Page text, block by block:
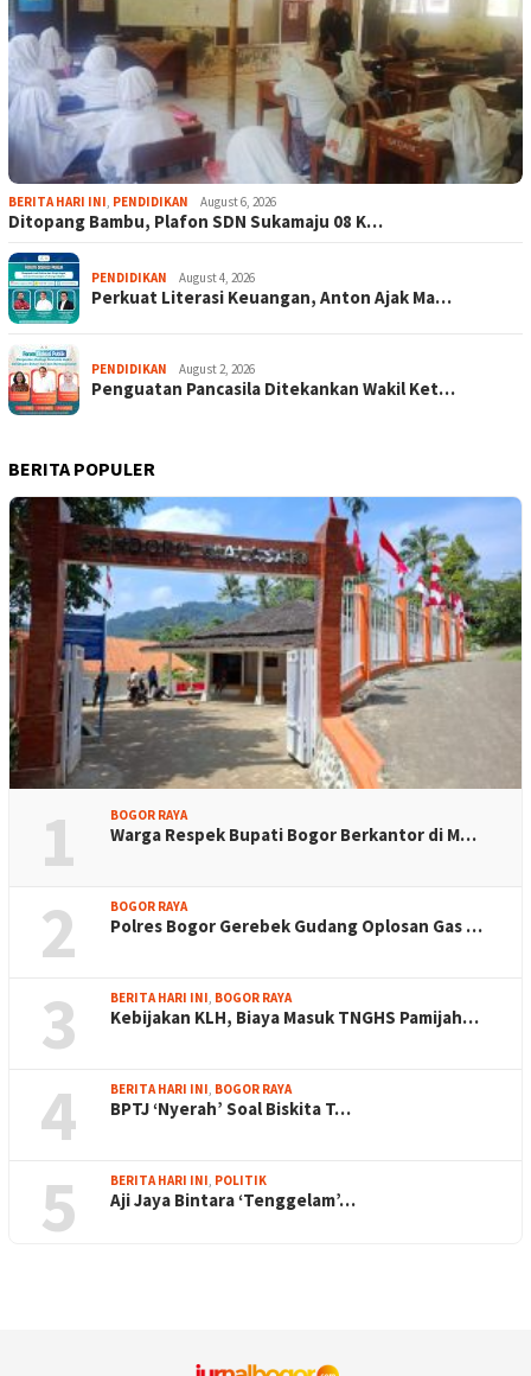
BERITA HARI INI, PENDIDIKAN August 6, 2026
Ditopang Bambu, Plafon SDN Sukamaju 08 K…
PENDIDIKAN August 4, 2026
Perkuat Literasi Keuangan, Anton Ajak Ma…
PENDIDIKAN August 2, 2026
Penguatan Pancasila Ditekankan Wakil Ket…
BERITA POPULER
1 BOGOR RAYA
Warga Respek Bupati Bogor Berkantor di M…
2 BOGOR RAYA
Polres Bogor Gerebek Gudang Oplosan Gas …
3 BERITA HARI INI, BOGOR RAYA
Kebijakan KLH, Biaya Masuk TNGHS Pamijah…
4 BERITA HARI INI, BOGOR RAYA
BPTJ ‘Nyerah’ Soal Biskita T…
5 BERITA HARI INI, POLITIK
Aji Jaya Bintara ‘Tenggelam’…